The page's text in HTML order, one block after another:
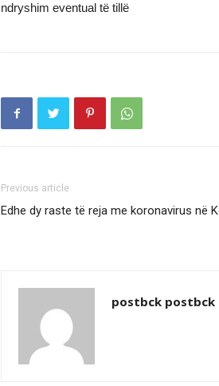
ndryshim eventual të tillë
Previous article
Edhe dy raste të reja me koronavirus në
postbck postbck